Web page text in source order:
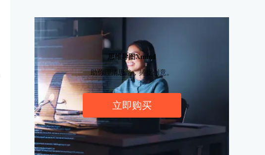
思维导图Xmind
助你理清思路，捕捉创意。
立即购买